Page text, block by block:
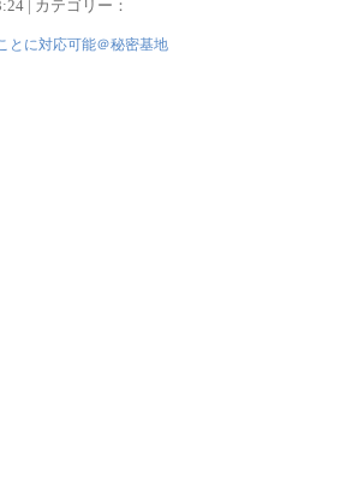
| カテゴリー：
に対応可能＠秘密基地